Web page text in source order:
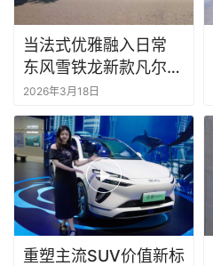
当法式优雅融入日常
东风雪铁龙新款凡尔赛
C5 X即将开启自在每
一程
2026年3月18日
重塑主流SUV价值新标